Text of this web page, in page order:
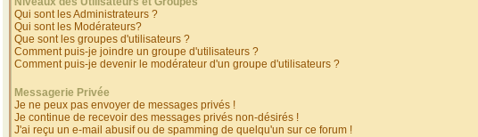
Qui sont les Administrateurs ?
Qui sont les Modérateurs?
Que sont les groupes d'utilisateurs ?
Comment puis-je joindre un groupe d'utilisateurs ?
Comment puis-je devenir le modérateur d'un groupe d'utilisateurs ?
Messagerie Privée
Je ne peux pas envoyer de messages privés !
Je continue de recevoir des messages privés non-désirés !
J'ai reçu un e-mail abusif ou de spamming de quelqu'un sur ce forum !